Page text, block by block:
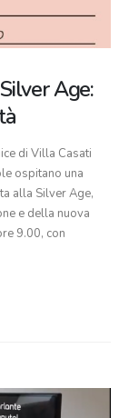
Age:
di Villa Casati
ospitano una
alla Silver Age,
e della nuova
9.00, con